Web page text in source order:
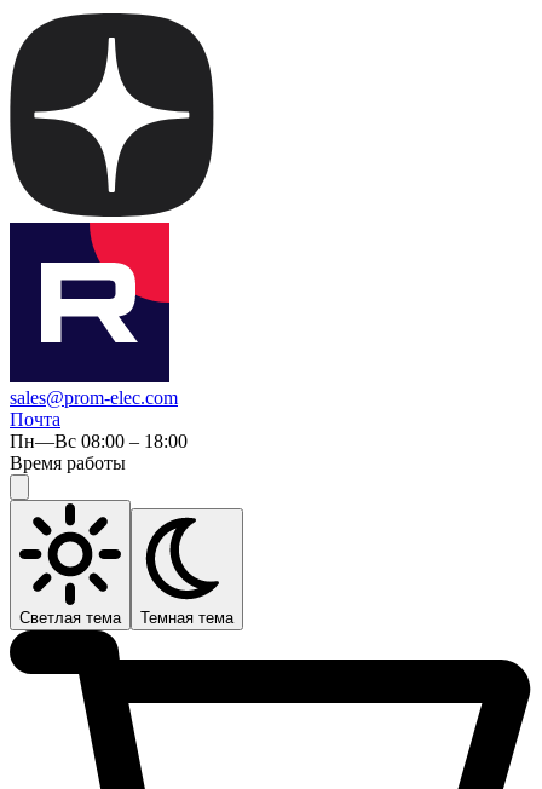
sales@prom-elec.com
Почта
Пн—Вс 08:00 – 18:00
Время работы
Светлая тема Темная тема